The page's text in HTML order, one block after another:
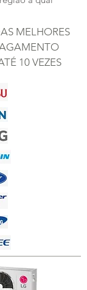
MELHORES
10 VEZES